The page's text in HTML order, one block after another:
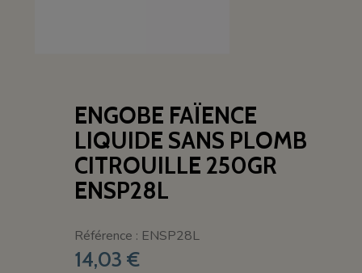
ENGOBE FAÏENCE
LIQUIDE SANS PLOMB
CITROUILLE 250GR
ENSP28L
Référence : ENSP28L
14,03 €